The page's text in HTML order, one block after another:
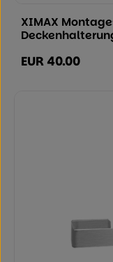
XIMAX
Regulärer Preis:
EUR 40.00